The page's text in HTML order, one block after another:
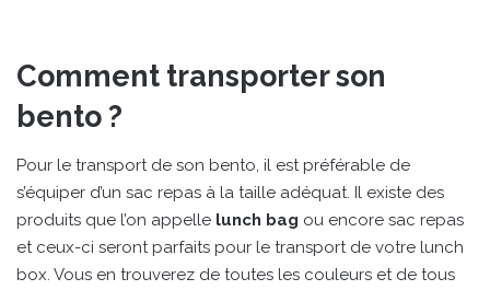
Comment transporter son
bento ?
Pour le transport de son bento, il est préférable de
s’équiper d’un sac repas à la taille adéquat. Il existe des
produits que l’on appelle lunch bag ou encore sac repas
et ceux-ci seront parfaits pour le transport de votre lunch
box. Vous en trouverez de toutes les couleurs et de tous